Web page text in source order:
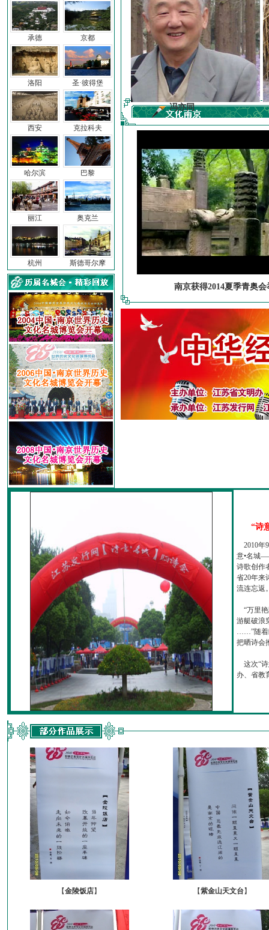
承德
洛阳
西安
哈尔滨
丽江
杭州
京都
圣·彼得堡
克拉科夫
巴黎
奥克兰
斯德哥尔摩
冯亦同
南京获得2014夏季青奥会
“诗
2010年
意•名城
诗歌创作
省20年来
流连忘返
“万里艳
游艇破浪
……”随着
把晒诗会
这次“诗
办、省教
【金陵饭店】 【紫金山天文台】